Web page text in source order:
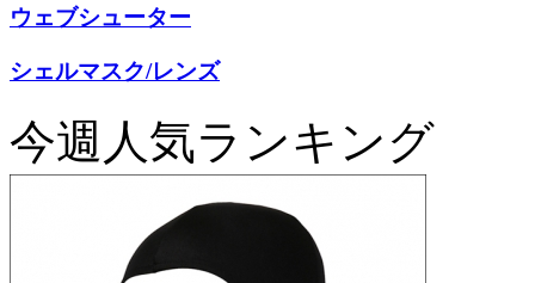
ウェブシューター
シェルマスク/レンズ
今週人気ランキング